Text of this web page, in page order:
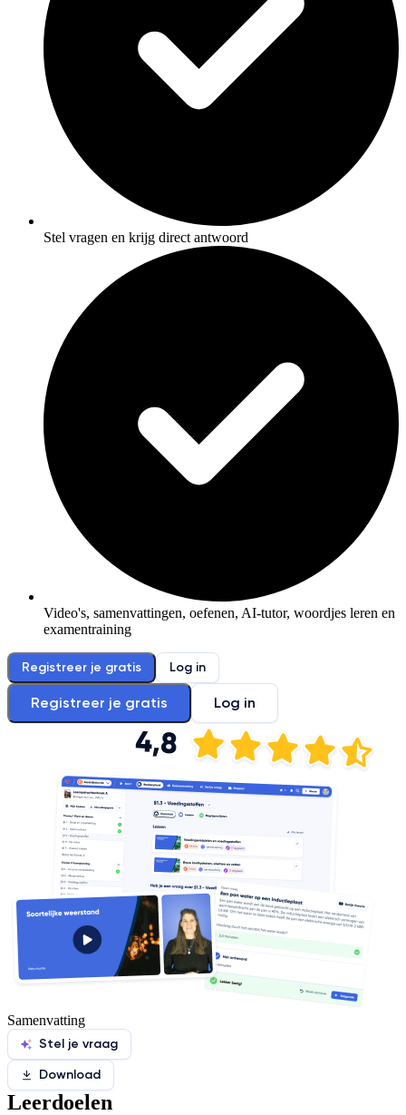
Stel vragen en krijg direct antwoord
Video's, samenvattingen, oefenen, AI-tutor, woordjes leren en
examentraining
Registreer je gratis Log in
Registreer je gratis Log in
Samenvatting
Stel je vraag
Download
Leerdoelen